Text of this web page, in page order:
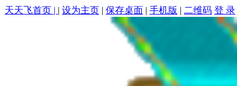
天天飞首页 | | 设为主页 | 保存桌面 | 手机版 | 二维码 登 录